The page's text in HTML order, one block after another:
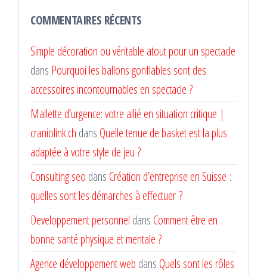
COMMENTAIRES RÉCENTS
Simple décoration ou véritable atout pour un spectacle
dans Pourquoi les ballons gonflables sont des
accessoires incontournables en spectacle ?
Mallette d’urgence: votre allié en situation critique |
craniolink.ch dans Quelle tenue de basket est la plus
adaptée à votre style de jeu ?
Consulting seo dans Création d’entreprise en Suisse :
quelles sont les démarches à effectuer ?
Developpement personnel dans Comment être en
bonne santé physique et mentale ?
Agence développement web dans Quels sont les rôles